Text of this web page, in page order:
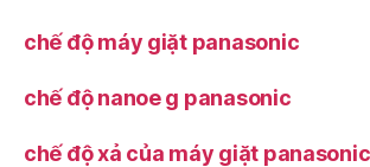
chế độ máy giặt panasonic
chế độ nanoe g panasonic
chế độ xả của máy giặt panasonic